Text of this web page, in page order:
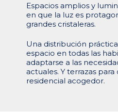
Espacios amplios y
en que la luz es
grandes cristaleras.
Una distribución
espacio en todas las
adaptarse a las
actuales. Y terrazas
residencial acogedor.